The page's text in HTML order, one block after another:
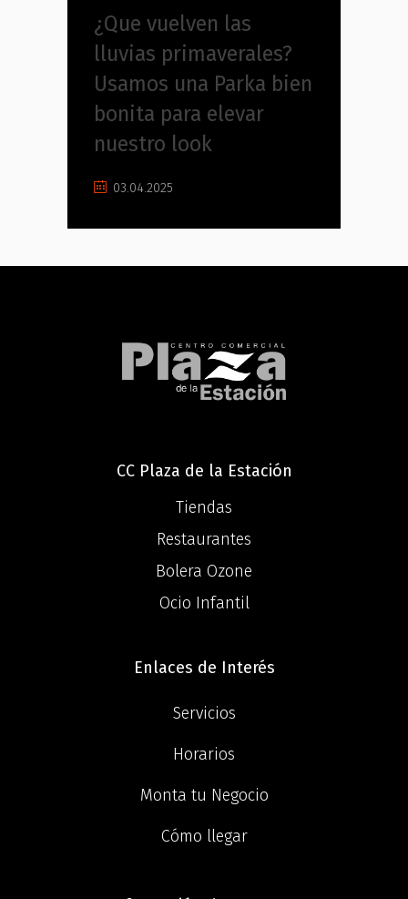
¿Que vuelven las
lluvias primaverales?
Usamos una Parka bien
bonita para elevar
nuestro look
03.04.2025
CC Plaza de la Estación
Tiendas
Restaurantes
Bolera Ozone
Ocio Infantil
Enlaces de Interés
Servicios
Horarios
Monta tu Negocio
Cómo llegar